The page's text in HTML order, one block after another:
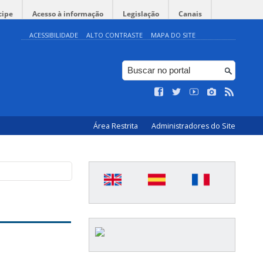
Acesso à informação Legislação Canais
ACESSIBILIDADE ALTO CONTRASTE MAPA DO SITE
Área Restrita Administradores do Site